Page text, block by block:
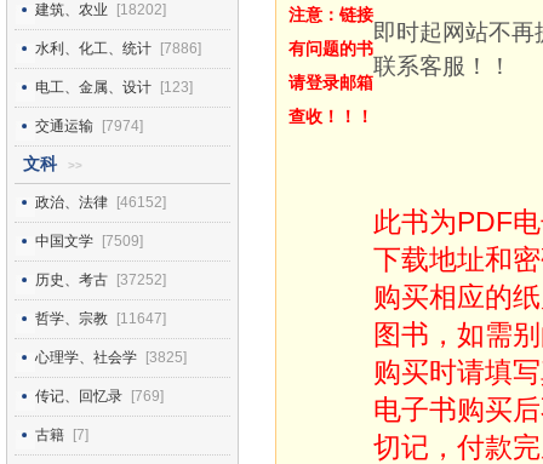
建筑、农业 [18202]
水利、化工、统计 [7886]
电工、金属、设计 [123]
交通运输 [7974]
文科 >>
政治、法律 [46152]
中国文学 [7509]
历史、考古 [37252]
哲学、宗教 [11647]
心理学、社会学 [3825]
传记、回忆录 [769]
古籍 [7]
注意：链接
有问题的书
请登录邮箱
查收！！！
即时起网站不
联系客服！！
此书为PDF
下载地址和
购买相应的
图书，如需
购买时请填
电子书购买
切记，付款